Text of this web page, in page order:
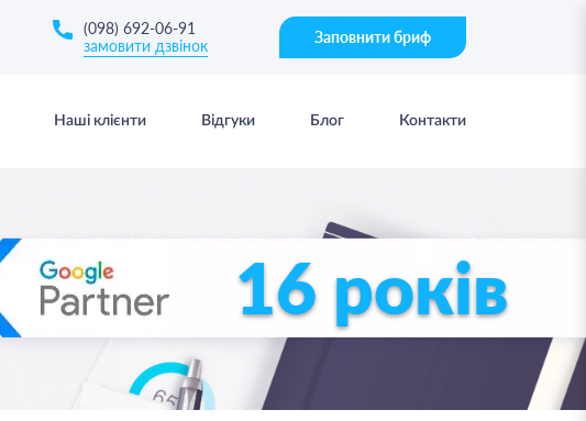
(098) 692-06-91
замовити дзвінок
Заповнити бриф
Наші клієнти Відгуки Блог Контакти
16 років